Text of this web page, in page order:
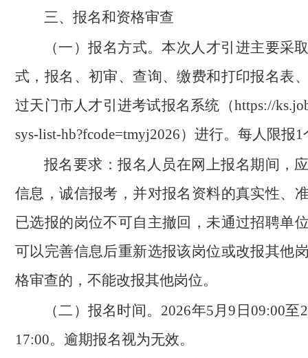
三、报名和资格审查
（一）报名方式。本次人才引进主要采
式，报名、初审、查询、缴费和打印报名表
过天门市人才引进考试报名系统（https://
sys-list-hb?fcode=tmyj2026）进行。每人限报
报名要求：报名人员在网上报名期间，
信息，诚信报考，并对报名资料的真实性、
已选报的岗位不可自主撤回，未通过招聘单
可以完善信息后重新选报该岗位或改报其他
格审查的，不能改报其他岗位。
（二）报名时间。2026年5月9日09:00至
17:00。逾期报名视为无效。